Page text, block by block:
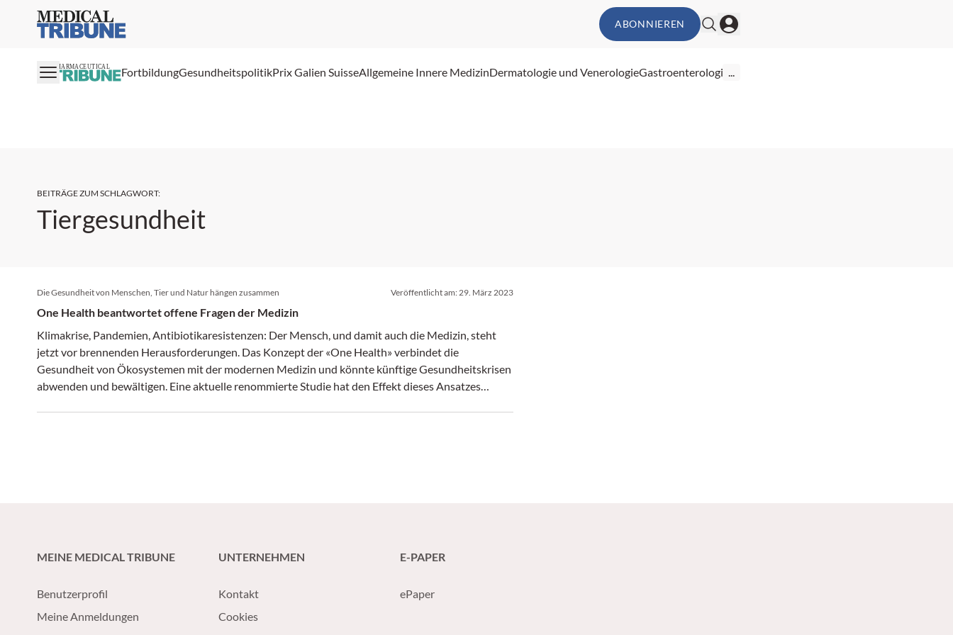
Medical Tribune ABONNIEREN
PHARMACEUTICAL FortbildungGesundheitspolitikPrix Galien SuisseAllgemeine Innere MedizinDermatologie und VenerologieGastroenterologie...
BEITRÄGE ZUM SCHLAGWORT:
Tiergesundheit
Die Gesundheit von Menschen, Tier und Natur hängen zusammen Veröffentlicht am: 29. März 2023
One Health beantwortet offene Fragen der Medizin
Klimakrise, Pandemien, Antibiotikaresistenzen: Der Mensch, und damit auch die Medizin, steht
jetzt vor brennenden Herausforderungen. Das Konzept der «One Health» verbindet die
Gesundheit von Ökosystemen mit der modernen Medizin und könnte künftige Gesundheitskrisen
abwenden und bewältigen. Eine aktuelle renommierte Studie hat den Effekt dieses Ansatzes
MEINE MEDICAL TRIBUNE
Benutzerprofil
Meine Anmeldungen
UNTERNEHMEN
Kontakt
Cookies
E-PAPER
ePaper